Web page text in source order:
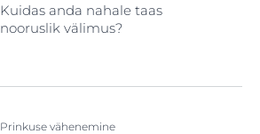
Kuidas anda nahale taas
nooruslik välimus?
Prinkuse vähenemine